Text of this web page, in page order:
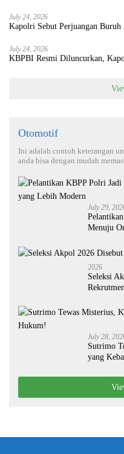
July 24, 2026
Kapolri Sebut Perjuangan Buruh
July 24, 2026
KBPBI Resmi Diluncurkan,
Otomotif
Ini adalah contoh keterangan
anda bisa dengan mudah
July 29,
Menuju
2026
Seleksi
July 28,
Sutrimo
yang